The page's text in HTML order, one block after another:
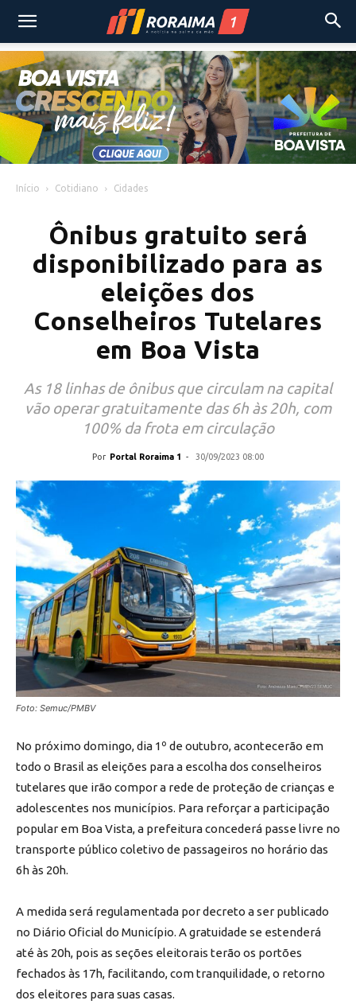
Início Cotidiano Cidades
Ônibus gratuito será
disponibilizado para as
eleições dos
Conselheiros Tutelares
em Boa Vista
As 18 linhas de ônibus que circulam na capital
vão operar gratuitamente das 6h às 20h, com
100% da frota em circulação
Por Portal Roraima 1 - 30/09/2023 08:00
Foto: Semuc/PMBV
No próximo domingo, dia 1º de outubro, acontecerão em
todo o Brasil as eleições para a escolha dos conselheiros
tutelares que irão compor a rede de proteção de crianças e
adolescentes nos municípios. Para reforçar a participação
popular em Boa Vista, a prefeitura concederá passe livre no
transporte público coletivo de passageiros no horário das
6h às 20h.
A medida será regulamentada por decreto a ser publicado
no Diário Oficial do Município. A gratuidade se estenderá
até às 20h, pois as seções eleitorais terão os portões
fechados às 17h, facilitando, com tranquilidade, o retorno
dos eleitores para suas casas.